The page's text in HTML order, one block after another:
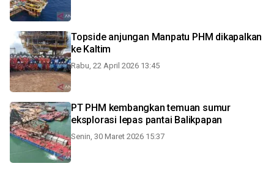
Topside anjungan Manpatu PHM dikapalkan
ke Kaltim
Rabu, 22 April 2026 13:45
PT PHM kembangkan temuan sumur
eksplorasi lepas pantai Balikpapan
Senin, 30 Maret 2026 15:37